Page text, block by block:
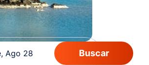
Ago 28